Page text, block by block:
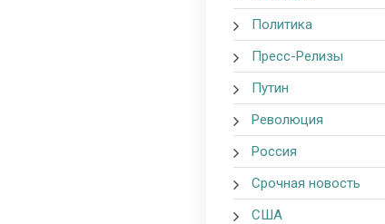
Политика
Пресс-Релизы
Путин
Революция
Россия
Срочная новость
США